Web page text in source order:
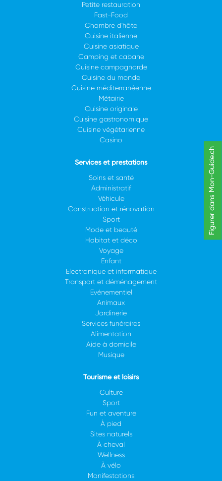
Figurer dans Mon-Guide.ch
Petite restauration
Fast-Food
Chambre d'hôte
Cuisine italienne
Cuisine asiatique
Camping et cabane
Cuisine campagnarde
Cuisine du monde
Cuisine méditerranéenne
Métairie
Cuisine originale
Cuisine gastronomique
Cuisine végétarienne
Casino
Services et prestations
Soins et santé
Administratif
Véhicule
Construction et rénovation
Sport
Mode et beauté
Habitat et déco
Voyage
Enfant
Electronique et informatique
Transport et déménagement
Evénementiel
Animaux
Jardinerie
Services funéraires
Alimentation
Aide à domicile
Musique
Tourisme et loisirs
Culture
Sport
Fun et aventure
À pied
Sites naturels
À cheval
Wellness
À vélo
Manifestations